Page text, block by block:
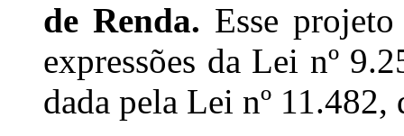
de Renda. Esse
expressões da Lei nº
dada pela Lei nº 11.482,